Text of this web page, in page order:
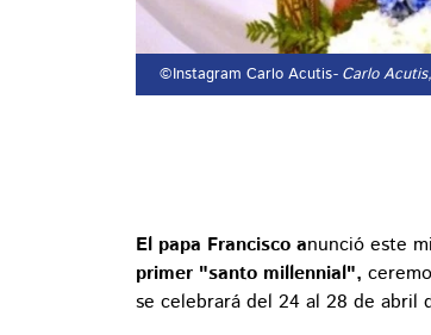
©Instagram Carlo Acutis- Carlo
El papa Francisco anunció este
primer "santo millennial",
se celebrará del 24 al 28 de abril